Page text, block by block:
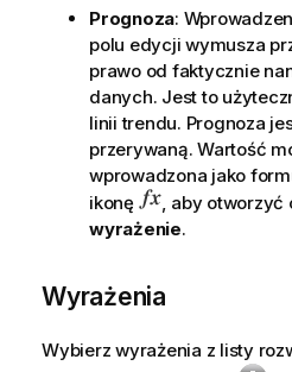
Prognoza:
polu edycji wymusza
prawo od faktycznie
danych. Jest to
linii trendu. Prognoza
przerywaną. Wartość
wprowadzona jako
ikonę
, aby otworzyć
wyrażenie.
Wyrażenia
Wybierz wyrażenia z listy